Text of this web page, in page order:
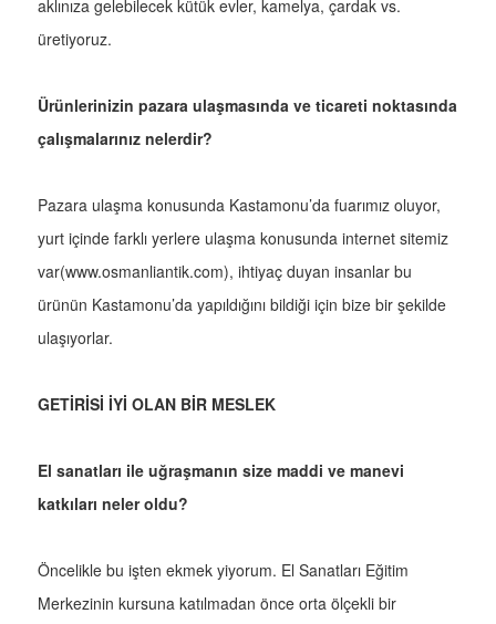
aklınıza gelebilecek kütük evler, kamelya, çardak vs.
üretiyoruz.
Ürünlerinizin pazara ulaşmasında ve ticareti noktasında
çalışmalarınız nelerdir?
Pazara ulaşma konusunda Kastamonu’da fuarımız oluyor,
yurt içinde farklı yerlere ulaşma konusunda internet sitemiz
var(www.osmanliantik.com), ihtiyaç duyan insanlar bu
ürünün Kastamonu’da yapıldığını bildiği için bize bir şekilde
ulaşıyorlar.
GETİRİSİ İYİ OLAN BİR MESLEK
El sanatları ile uğraşmanın size maddi ve manevi
katkıları neler oldu?
Öncelikle bu işten ekmek yiyorum. El Sanatları Eğitim
Merkezinin kursuna katılmadan önce orta ölçekli bir